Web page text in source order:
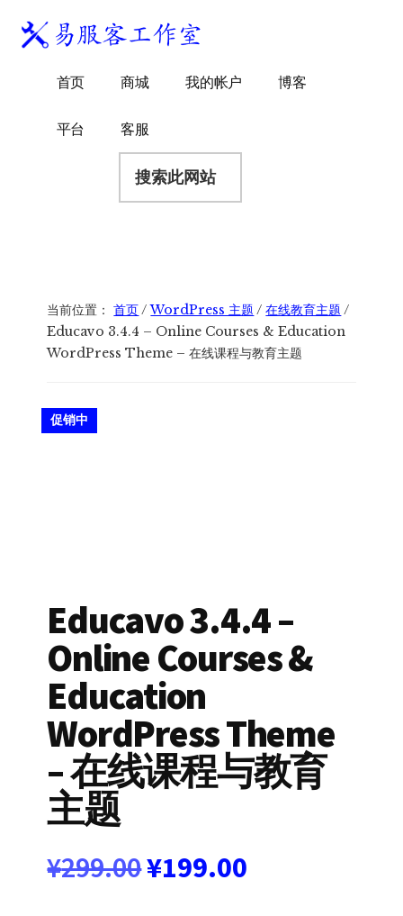
附
加
首页 商城 我的帐户 博客
平台
客服
当前位置：首页/ WordPress 主题 / 在线教育主题 /
Educavo 3.4.4 – Online Courses & Education
WordPress Theme – 在线课程与教育主题
促销中
Educavo 3.4.4 –
Online Courses &
Education
WordPress Theme
– 在线课程与教育
主题
¥299.00原
¥199.00